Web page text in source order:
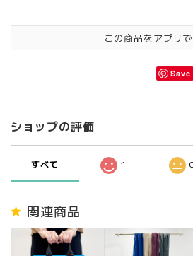
この商品をアプリ
Save
ショップの評価
すべて 1
関連商品